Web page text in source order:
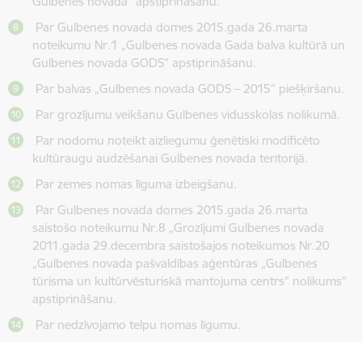
Par Gulbenes novada domes 2015.gada 26.marta
noteikumu Nr.1 „Gulbenes novada Gada balva kultūrā un
Gulbenes novada GODS” apstiprināšanu.
Par balvas „Gulbenes novada GODS – 2015” piešķiršanu.
Par grozījumu veikšanu Gulbenes vidusskolas nolikumā.
Par nodomu noteikt aizliegumu ģenētiski modificēto
kultūraugu audzēšanai Gulbenes novada teritorijā.
Par zemes nomas līguma izbeigšanu.
Par Gulbenes novada domes 2015.gada 26.marta
saistošo noteikumu Nr.8 „Grozījumi Gulbenes novada
2011.gada 29.decembra saistošajos noteikumos Nr.20
„Gulbenes novada pašvaldības aģentūras „Gulbenes
tūrisma un kultūrvēsturiskā mantojuma centrs” nolikums”
apstiprināšanu.
Par nedzīvojamo telpu nomas līgumu.